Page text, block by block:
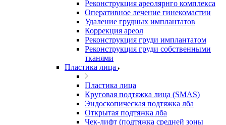
Реконструкция ареолярнго комплекса
Оперативное лечение гинекомастии
Удаление грудных имплантатов
Коррекция ареол
Реконструкция груди имплантатом
Реконструкция груди собственными
тканями
Пластика лица
Пластика лица
Круговая подтяжка лица (SMAS)
Эндоскопическая подтяжка лба
Открытая подтяжка лба
Чек-лифт (подтяжка средней зоны